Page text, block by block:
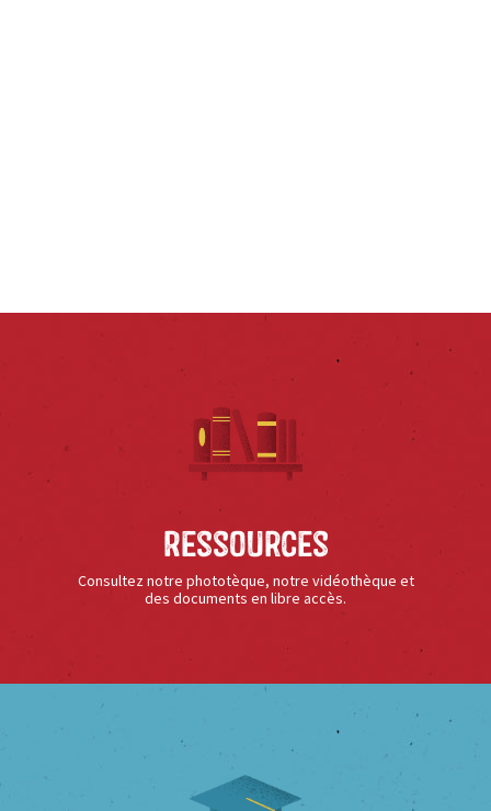
Ressources
Consultez notre phototèque, notre vidéothèque et
des documents en libre accès.